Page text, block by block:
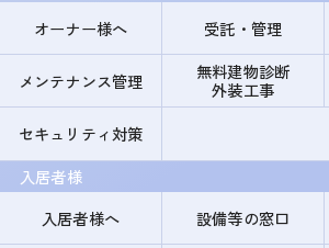
オーナー様へ
受託・管理
メンテナンス管理
無料建物診断
外装工事
セキュリティ対策
入居者様
入居者様へ
設備等の窓口